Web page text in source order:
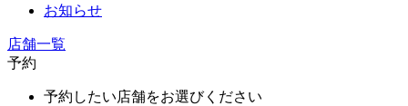
お知らせ
店舗一覧
予約
予約したい店舗をお選びください